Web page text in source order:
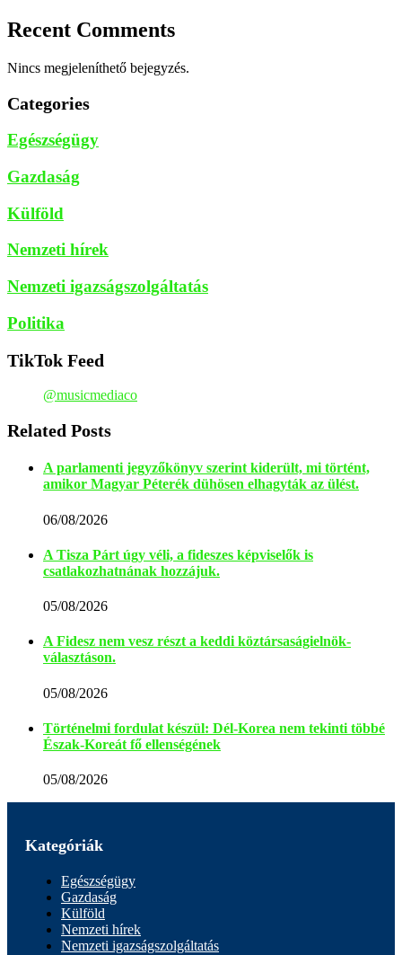
Recent Comments
Nincs megjeleníthető bejegyzés.
Categories
Egészségügy
Gazdaság
Külföld
Nemzeti hírek
Nemzeti igazságszolgáltatás
Politika
TikTok Feed
@musicmediaco
Related Posts
A parlamenti jegyzőkönyv szerint kiderült, mi történt,
amikor Magyar Péterék dühösen elhagyták az ülést.
06/08/2026
A Tisza Párt úgy véli, a fideszes képviselők is
csatlakozhatnának hozzájuk.
05/08/2026
A Fidesz nem vesz részt a keddi köztársaságielnök-
választáson.
05/08/2026
Történelmi fordulat készül: Dél-Korea nem tekinti többé
Észak-Koreát fő ellenségének
05/08/2026
Kategóriák
Egészségügy
Gazdaság
Külföld
Nemzeti hírek
Nemzeti igazságszolgáltatás